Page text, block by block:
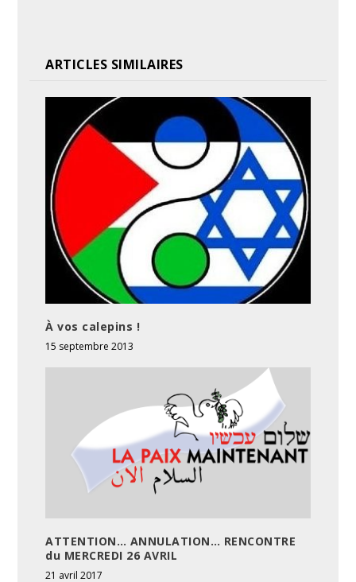
ARTICLES SIMILAIRES
À vos calepins !
15 septembre 2013
ATTENTION… ANNULATION… RENCONTRE
du MERCREDI 26 AVRIL
21 avril 2017